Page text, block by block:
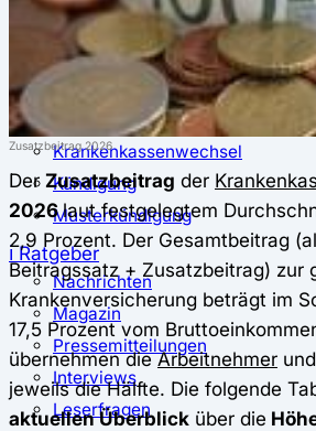
⚖️ Vergleich & Rechner
Krankenkassenvergleich
Krankenkassenrechner
↔ Wechsel
Krankenkassenwechsel
Kündigung
Musterkündigung
ℹ Ratgeber
Nachrichten
Magazin
Pressemitteilungen
Interviews
Leserfragen
Zusatzbeitrag 2026
DerZusatzbeitrag der
2026laut festgelegtem
2,9 Prozent. Der Gesamtbeitrag
Beitragssatz + Zusatzbeitrag) zur
Krankenversicherung beträgt im
17,5 Prozent vom
übernehmen dieArbeitnehmer
jeweils die Hälfte. Die folgende
aktuellen Überblick über die